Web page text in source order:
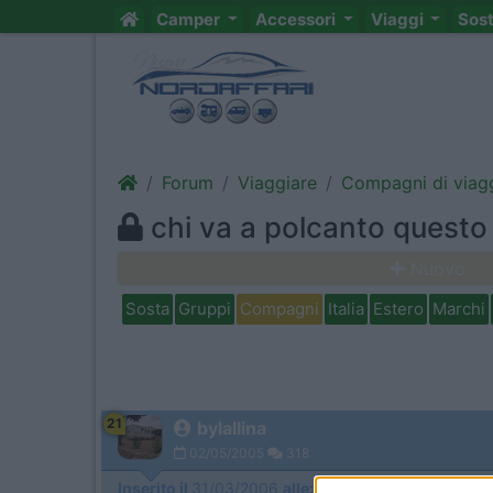
Camper Accessori Viaggi
Forum Viaggiare Compagni di
chi va a polcanto
Sosta Gruppi Compagni Italia Estero Marchi
21 bylallina
02/05/2005 318
Inserito il 31/03/2006 alle: